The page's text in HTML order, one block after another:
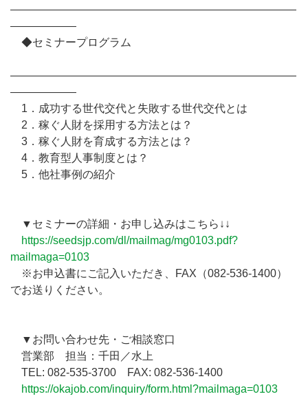
――――――――――――――――――――――――――
――――――
◆セミナープログラム
――――――――――――――――――――――――――
――――――
1．成功する世代交代と失敗する世代交代とは
2．稼ぐ人財を採用する方法とは？
3．稼ぐ人財を育成する方法とは？
4．教育型人事制度とは？
5．他社事例の紹介
▼セミナーの詳細・お申し込みはこちら↓↓
https://seedsjp.com/dl/mailmag/mg0103.pdf?
mailmaga=0103
※お申込書にご記入いただき、FAX（082-536-1400）
でお送りください。
▼お問い合わせ先・ご相談窓口
営業部 担当：千田／水上
TEL: 082-535-3700 FAX: 082-536-1400
https://okajob.com/inquiry/form.html?mailmaga=0103